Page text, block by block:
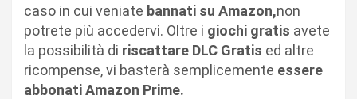
caso in cui veniate bannati su Amazon,non
potrete più accedervi. Oltre i giochi gratis avete
la possibilità di riscattare DLC Gratis ed altre
ricompense, vi basterà semplicemente essere
abbonati Amazon Prime.